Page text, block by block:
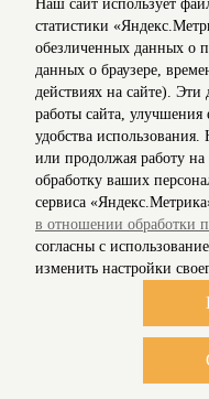
Я даю согласие на
на условиях,
обработки
Мы в соц сетях
Информация для
Согласие на
О нас
Доставка
Политика
Условия соглашения
Контакты
Наш сайт использует
статистики
обезличенных данных о
данных о браузере,
действиях на сайте).
работы сайта,
удобства
или продолжая работу на
обработку ваших
сервиса
в отношении обработки
согласны с
изменить настройки